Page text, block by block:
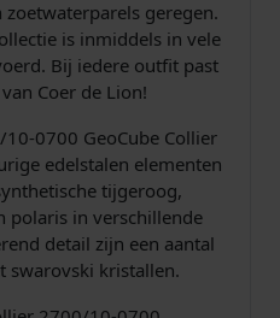
geregen.
is inmiddels in vele
Bij iedere outfit past
Coer de Lion!
0700 GeoCube Collier
edelstalen elementen
tijgeroog,
polaris in verschillende
detail zijn een aantal
swarovski kristallen.